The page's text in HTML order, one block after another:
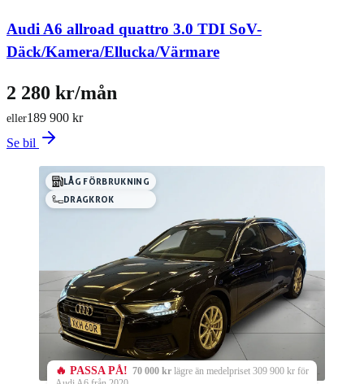
Audi A6 allroad quattro 3.0 TDI SoV-
Däck/Kamera/Ellucka/Värmare
189 900 kr
eller
2 280 kr/mån
Se bil
LÅG FÖRBRUKNING
DRAGKROK
🔥 PASSA PÅ! 70 000 kr lägre än medelpriset 309 900 kr för